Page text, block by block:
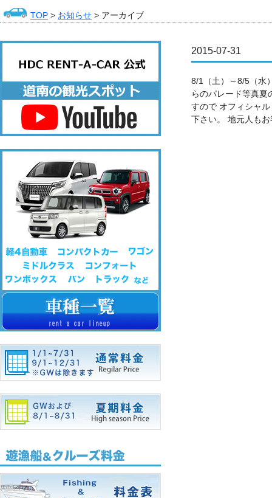
TOP > お知らせ > アーカイブ
2015-07-31
8/1（土）～8/5（水
らのパレード等真夏
すので オフィシャ
下さい。 地元人も